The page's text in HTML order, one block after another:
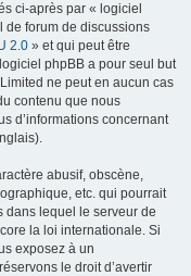
ci-après par « logiciel
de forum de discussions
2.0 » et qui peut être
phpBB a pour seul but
ne peut en aucun cas
contenu que nous
d’informations concernant
abusif, obscène,
etc. qui pourrait
dans lequel le serveur de
la loi internationale. Si
exposez à un
le droit d’avertir